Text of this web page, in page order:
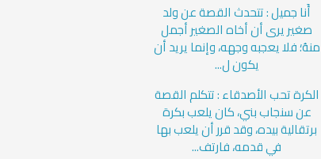
أَنا جميل : تتحدث القصة عن ولد
صغير يرى أن أخاه الصغير أجمل
منهُ؛ فلا يعجبه وجهه، وإنما يريد أن
يكون ل...
الكرة تحب الأصدقاء : تتكلم القصة
عن سنجاب بني، كان يلعب بكرة
برتقالية بيده، وقد قرر أن يلعب بها
في قدمه، فارتف...